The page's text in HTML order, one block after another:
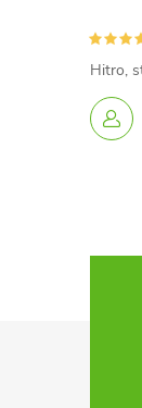
Hitro,